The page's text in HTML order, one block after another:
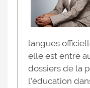
langues
elle est entre
dossiers de la
l’éducation